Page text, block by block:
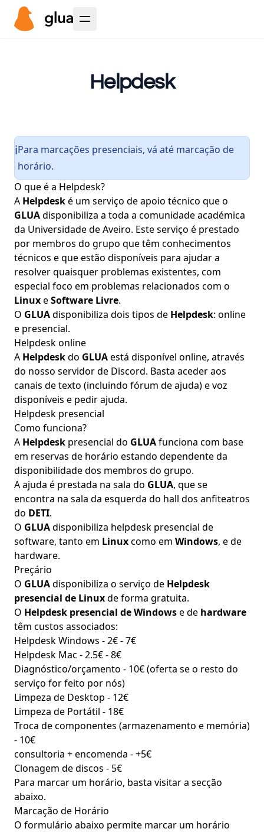
Helpdesk
ℹ️Para marcações presenciais, vá até marcação de
horário.
O que é a Helpdesk?
A Helpdeské um serviço de apoio técnico que o
GLUAdisponibiliza a toda a comunidade académica
da Universidade de Aveiro. Este serviço é prestado
por membros do grupo que têm conhecimentos
técnicos e que estão disponíveis para ajudar a
resolver quaisquer problemas existentes, com
especial foco em problemas relacionados com o
LinuxeSoftware Livre.
O GLUAdisponibiliza dois tipos de Helpdesk: online
e presencial.
Helpdesk online
A Helpdeskdo GLUAestá disponível online, através
do nosso servidor de Discord. Basta aceder aos
canais de texto (incluindo fórum de ajuda) e voz
disponíveis e pedir ajuda.
Helpdesk presencial
Como funciona?
A Helpdesk presencial do GLUAfunciona com base
em reservas de horário estando dependente da
disponibilidade dos membros do grupo.
A ajuda é prestada na sala do GLUA, que se
encontra na sala da esquerda do hall dos anfiteatros
do DETI.
O GLUAdisponibiliza helpdesk presencial de
software, tanto em Linuxcomo em Windows, e de
hardware.
Preçário
O GLUAdisponibiliza o serviço de Helpdesk
presencial de Linuxde forma gratuita.
O Helpdesk presencial de Windowse de hardware
têm custos associados:
Helpdesk Windows - 2€ - 7€
Helpdesk Mac - 2.5€ - 8€
Diagnóstico/orçamento - 10€ (oferta se o resto do
serviço for feito por nós)
Limpeza de Desktop - 12€
Limpeza de Portátil - 18€
Troca de componentes (armazenamento e memória)
- 10€
consultoria + encomenda - +5€
Clonagem de discos - 5€
Para marcar um horário, basta visitar a secção
abaixo.
Marcação de Horário
O formulário abaixo permite marcar um horário